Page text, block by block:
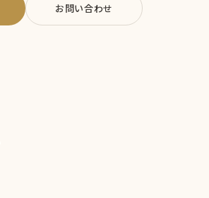
お問い合わせ